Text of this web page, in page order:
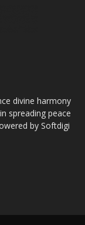
divine harmony
spreading peace
by Softdigi